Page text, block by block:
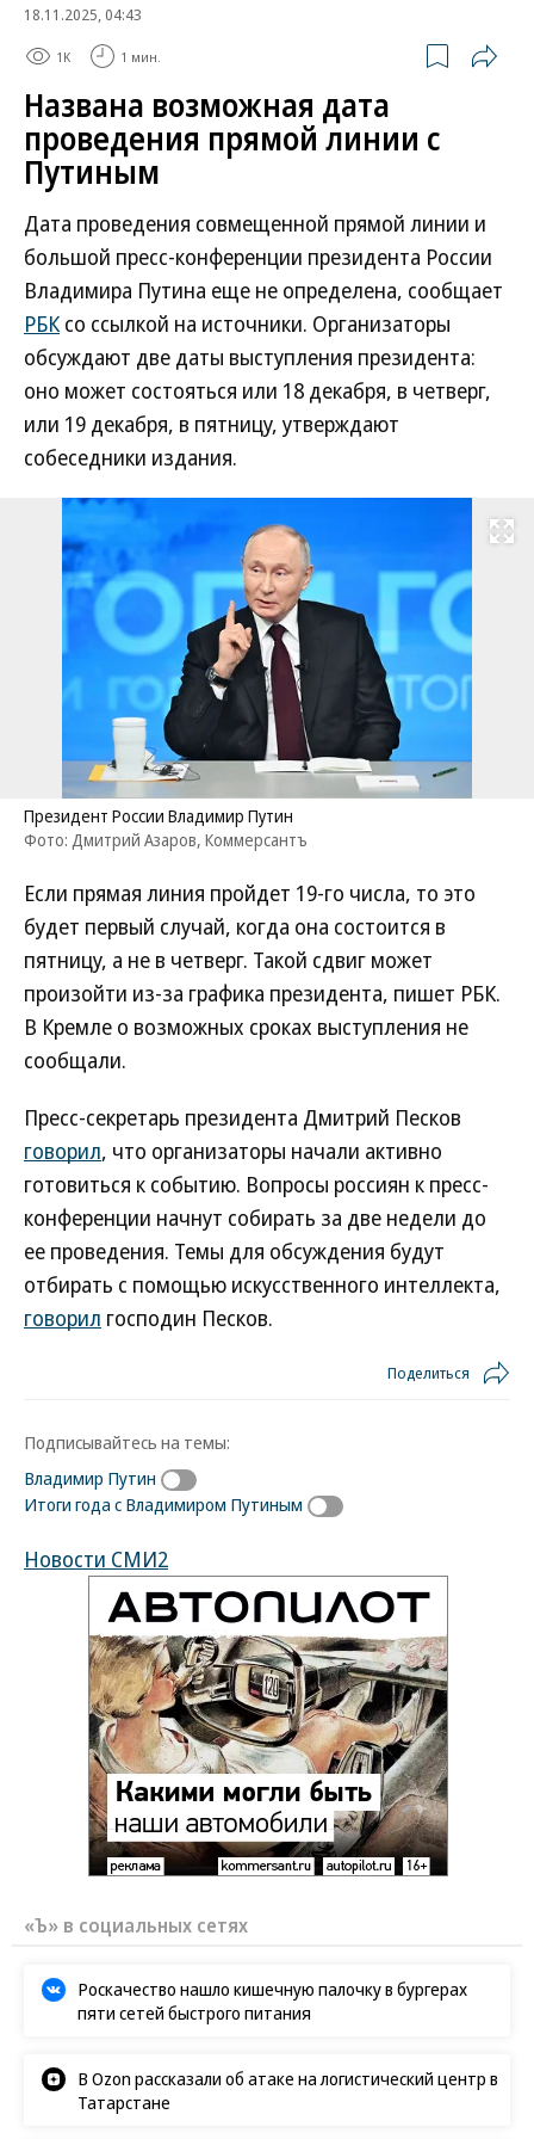
18.11.2025, 04:43
1K 1 мин.
Названа возможная дата
проведения прямой линии с
Путиным
Дата проведения совмещенной прямой линии и
большой пресс-конференции президента России
Владимира Путина еще не определена, сообщает
РБКсо ссылкой на источники. Организаторы
обсуждают две даты выступления президента:
оно может состояться или 18 декабря, в четверг,
или 19 декабря, в пятницу, утверждают
собеседники издания.
Развернуть
Президент России Владимир Путин
Фото: Дмитрий Азаров, Коммерсантъ
Если прямая линия пройдет 19-го числа, то это
будет первый случай, когда она состоится в
пятницу, а не в четверг. Такой сдвиг может
произойти из-за графика президента, пишет РБК.
В Кремле о возможных сроках выступления не
сообщали.
Пресс-секретарь президента Дмитрий Песков
говорил, что организаторы начали активно
готовиться к событию. Вопросы россиян к пресс-
конференции начнут собирать за две недели до
ее проведения. Темы для обсуждения будут
отбирать с помощью искусственного интеллекта,
говорил господин Песков.
Поделиться
Подписывайтесь на темы:
Владимир Путин
Итоги года с Владимиром Путиным
Новости СМИ2
«Ъ» в социальных сетях
Роскачество нашло кишечную палочку в бургерах
пяти сетей быстрого питания
В Ozon рассказали об атаке на логистический центр в
Татарстане